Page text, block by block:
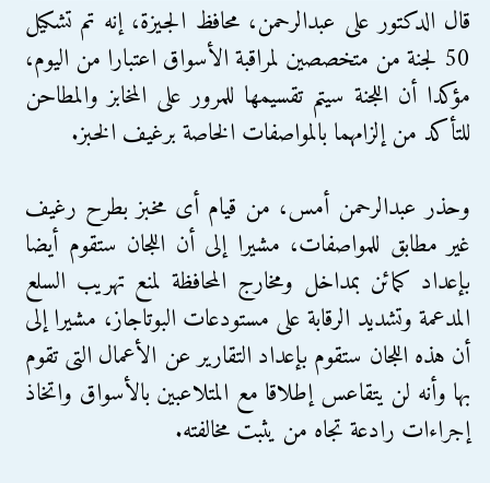
قال الدكتور على عبدالرحمن، محافظ الجيزة، إنه تم تشكيل
50 لجنة من متخصصين لمراقبة الأسواق اعتبارا من اليوم،
مؤكدا أن اللجنة سيتم تقسيمها للمرور على المخابز والمطاحن
للتأكد من إلزامهما بالمواصفات الخاصة برغيف الخبز.
وحذر عبدالرحمن أمس، من قيام أى مخبز بطرح رغيف
غير مطابق للمواصفات، مشيرا إلى أن اللجان ستقوم أيضا
بإعداد كمائن بمداخل ومخارج المحافظة لمنع تهريب السلع
المدعمة وتشديد الرقابة على مستودعات البوتاجاز، مشيرا إلى
أن هذه اللجان ستقوم بإعداد التقارير عن الأعمال التى تقوم
بها وأنه لن يتقاعس إطلاقا مع المتلاعبين بالأسواق واتخاذ
إجراءات رادعة تجاه من يثبت مخالفته.